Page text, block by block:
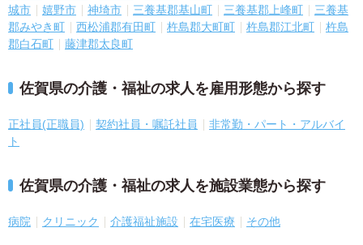
城市
嬉野市 神埼市 三養基郡基山町 三養基郡上峰町
三養基
郡みやき町
西松浦郡有田町 杵島郡大町町 杵島郡江北町
杵島
郡白石町
藤津郡太良町
佐賀県の介護・福祉の求人を雇用形態から探す
正社員(正職員) 契約社員・嘱託社員
非常勤・パート・アルバイ
ト
佐賀県の介護・福祉の求人を施設業態から探す
病院 クリニック 介護福祉施設 在宅医療 その他